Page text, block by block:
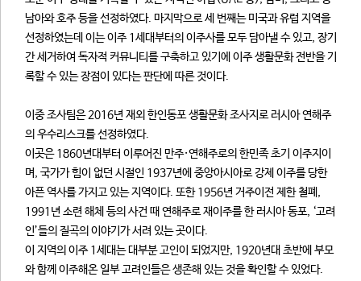
남아와 호주 등을 선정하였다. 마지막으로 세 번째는 미국과 유럽 지역을
선정하였는데 이는 이주 1세대부터의 이주사를 모두 담아낼 수 있고, 장기
간 세거하여 독자적 커뮤니티를 구축하고 있기에 이주 생활문화 전반을 기
록할 수 있는 장점이 있다는 판단에 따른 것이다.
이중 조사팀은 2016년 재외 한인동포 생활문화 조사지로 러시아 연해주
의 우수리스크를 선정하였다.
이곳은 1860년대부터 이루어진 만주·연해주로의 한민족 초기 이주지이
며, 국가가 힘이 없던 시절인 1937년에 중앙아시아로 강제 이주를 당한
아픈 역사를 가지고 있는 지역이다. 또한 1956년 거주이전 제한 철폐,
1991년 소련 해체 등의 사건 때 연해주로 재이주를 한 러시아 동포, ‘고려
인’들의 질곡의 이야기가 서려 있는 곳이다.
이 지역의 이주 1세대는 대부분 고인이 되었지만, 1920년대 초반에 부모
와 함께 이주해온 일부 고려인들은 생존해 있는 것을 확인할 수 있었다.